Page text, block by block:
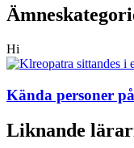
Hi
Kända personer
Liknande